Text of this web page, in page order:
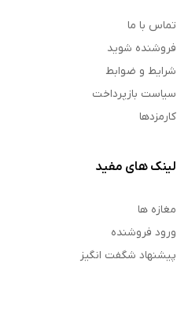
تماس با ما
فروشنده شوید
شرایط و ضوابط
سیاست بازپرداخت
کارمزدها
لینک های مفید
مغازه ها
ورود فروشنده
پیشنهاد شگفت انگیز